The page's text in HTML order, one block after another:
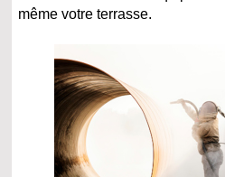
même votre terrasse.